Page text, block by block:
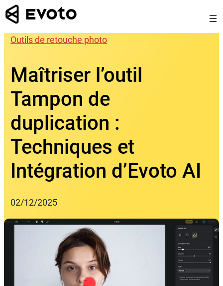
Skip
to
content
Outils de retouche photo
Maîtriser l’outil
Tampon de
duplication :
Techniques et
Intégration d’Evoto AI
02/12/2025